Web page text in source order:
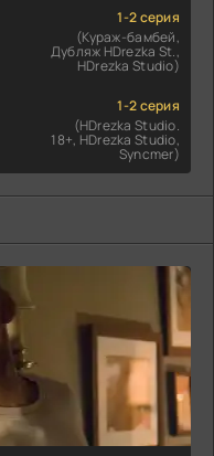
1-2 серия
(Кураж-бамбей,
Дубляж HDrezka St.,
HDrezka Studio)
1-2 серия
(HDrezka Studio.
18+, HDrezka Studio,
Syncmer)